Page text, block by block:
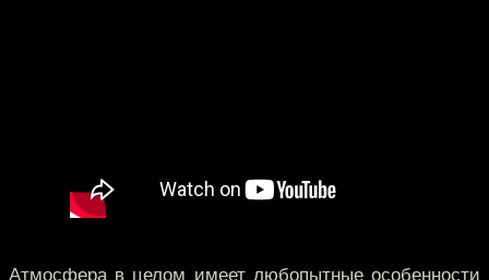
Атмосфера в целом имеет любопытные особенности